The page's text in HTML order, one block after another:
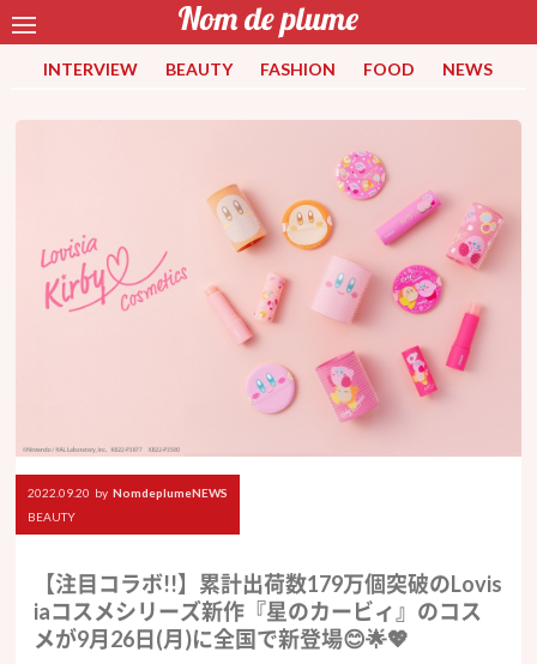
INTERVIEW BEAUTY FASHION FOOD NEWS
2022.09.20 by NomdeplumeNEWS
BEAUTY
【注目コラボ!!】累計出荷数179万個突破のLovis
iaコスメシリーズ新作『星のカービィ』のコス
メが9月26日(月)に全国で新登場😊🌟💖